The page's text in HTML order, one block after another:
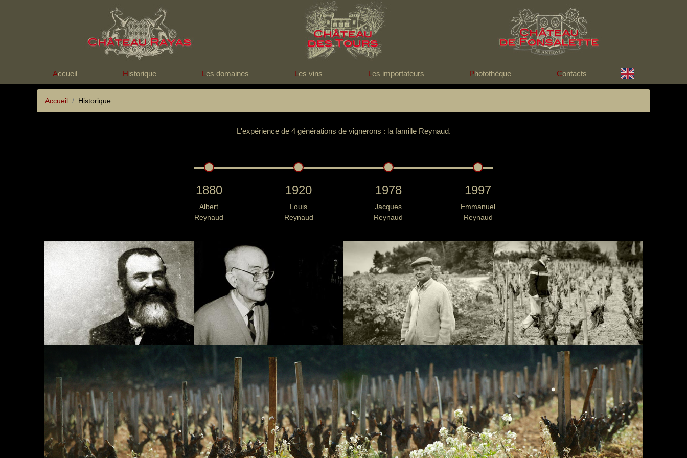
Accueil Historique L es domaines L es vins L es importateurs Photothèque Contacts
Accueil Historique
L'expérience de 4 générations de vignerons : la famille Reynaud.
1880
Albert
Reynaud
1920
Louis
Reynaud
1978
Jacques
Reynaud
1997
Emmanuel
Reynaud